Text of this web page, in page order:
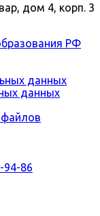
дом 4, корп. 3
РФ
данных
данных
94-86